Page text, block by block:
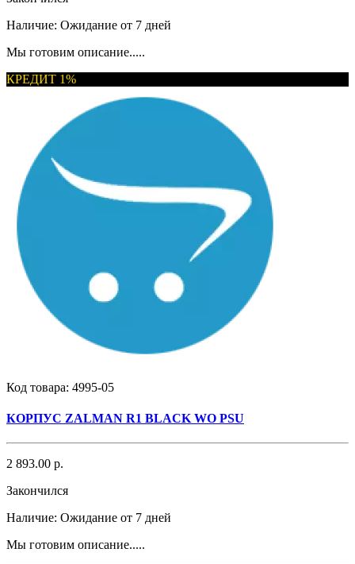
Наличие: Ожидание от 7 дней
Мы готовим описание.....
КРЕДИТ 1%
Код товара: 4995-05
КОРПУС ZALMAN R1 BLACK WO PSU
2 893.00 р.
Закончился
Наличие: Ожидание от 7 дней
Мы готовим описание.....